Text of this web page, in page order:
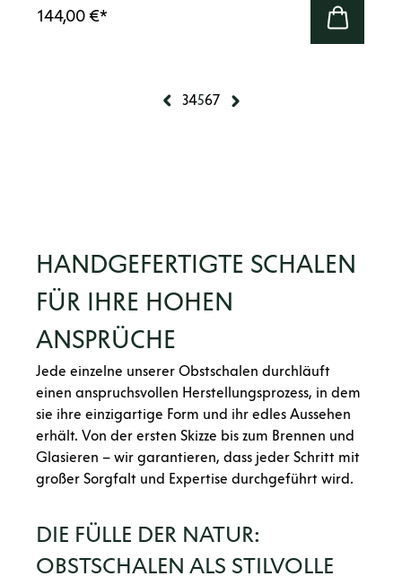
144,00 €*
34567
HANDGEFERTIGTE SCHALEN
FÜR IHRE HOHEN
ANSPRÜCHE
Jede einzelne unserer Obstschalen durchläuft
einen anspruchsvollen Herstellungsprozess, in dem
sie ihre einzigartige Form und ihr edles Aussehen
erhält. Von der ersten Skizze bis zum Brennen und
Glasieren – wir garantieren, dass jeder Schritt mit
großer Sorgfalt und Expertise durchgeführt wird.
DIE FÜLLE DER NATUR:
OBSTSCHALEN ALS STILVOLLE